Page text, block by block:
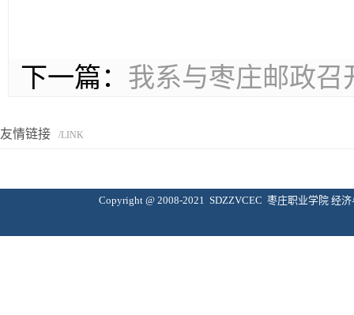
下一篇： 我系与枣庄邮政召
友情链接 /LINK
Copyright @ 2008-2021 SDZZVCEC 枣庄职业学院